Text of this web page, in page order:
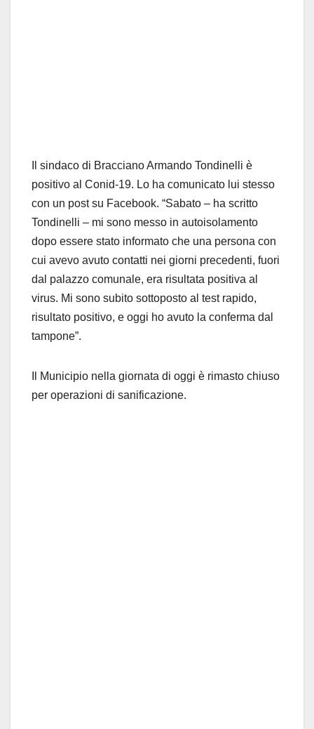
Il sindaco di Bracciano Armando Tondinelli è
positivo al Conid-19. Lo ha comunicato lui stesso
con un post su Facebook. “Sabato – ha scritto
Tondinelli – mi sono messo in autoisolamento
dopo essere stato informato che una persona con
cui avevo avuto contatti nei giorni precedenti, fuori
dal palazzo comunale, era risultata positiva al
virus. Mi sono subito sottoposto al test rapido,
risultato positivo, e oggi ho avuto la conferma dal
tampone”.
Il Municipio nella giornata di oggi è rimasto chiuso
per operazioni di sanificazione.